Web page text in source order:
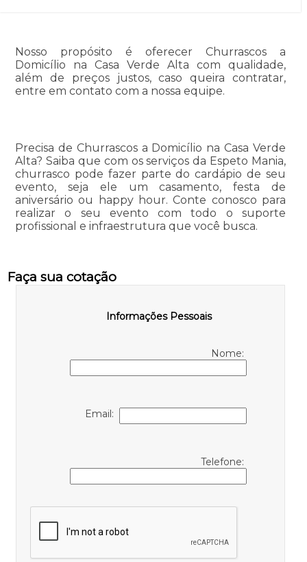
Nosso propósito é oferecer Churrascos a
Domicílio na Casa Verde Alta com qualidade,
além de preços justos, caso queira contratar,
entre em contato com a nossa equipe.
Precisa de Churrascos a Domicílio na Casa Verde
Alta? Saiba que com os serviços da Espeto Mania,
churrasco pode fazer parte do cardápio de seu
evento, seja ele um casamento, festa de
aniversário ou happy hour. Conte conosco para
realizar o seu evento com todo o suporte
profissional e infraestrutura que você busca.
Faça sua cotação
Informações Pessoais
Nome:
Email:
Telefone: